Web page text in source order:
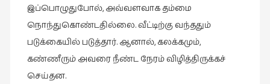
இப்பொழுதுபோல், அவ்வளவாக தம்மை
நொந்துகொண்டதில்லை. வீட்டிற்கு வந்ததும்
படுக்கையில் படுத்தார். ஆனால், கலக்கமும்,
கண்ணீரும் அவரை நீண்ட நேரம் விழித்திருக்கச்
செய்தன.